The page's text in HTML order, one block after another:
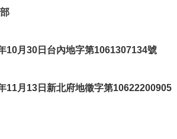
10月30日台內地字第1061307134號
11月13日新北府地徵字第10622200905